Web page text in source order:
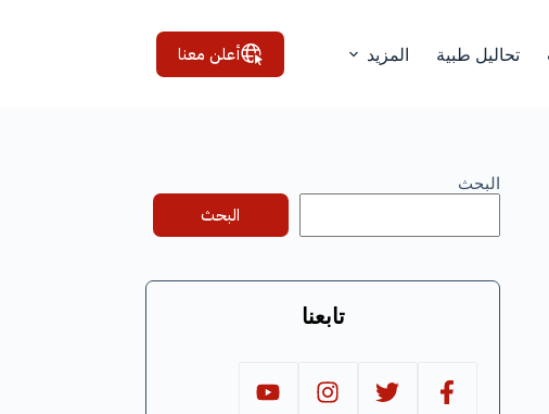
تحاليل طبية المزيد أعلن معنا
البحث
البحث
تابعنا